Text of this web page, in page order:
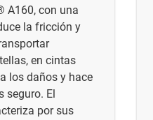
A160, con una
la fricción y
en cintas
los daños y hace
seguro. El
por sus